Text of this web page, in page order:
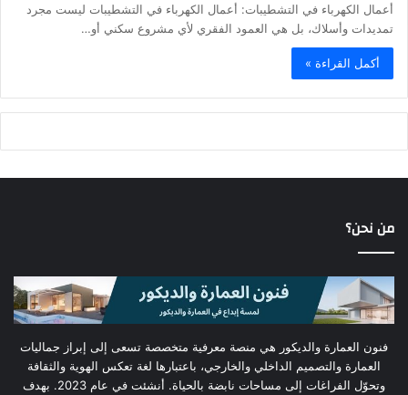
أعمال الكهرباء في التشطيبات: أعمال الكهرباء في التشطيبات ليست مجرد
تمديدات وأسلاك، بل هي العمود الفقري لأي مشروع سكني أو…
أكمل القراءة »
من نحن؟
فنون العمارة والديكور هي منصة معرفية متخصصة تسعى إلى إبراز جماليات
العمارة والتصميم الداخلي والخارجي، باعتبارها لغة تعكس الهوية والثقافة
وتحوّل الفراغات إلى مساحات نابضة بالحياة. أنشئت في عام 2023. بهدف